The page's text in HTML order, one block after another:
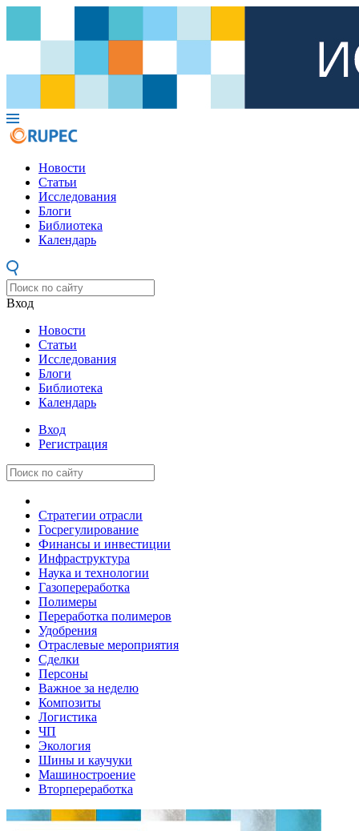
Новости
Статьи
Исследования
Блоги
Библиотека
Календарь
Вход
Новости
Статьи
Исследования
Блоги
Библиотека
Календарь
Вход
Регистрация
Стратегии отрасли
Госрегулирование
Финансы и инвестиции
Инфраструктура
Наука и технологии
Газопереработка
Полимеры
Переработка полимеров
Удобрения
Отраслевые мероприятия
Сделки
Персоны
Важное за неделю
Композиты
Логистика
ЧП
Экология
Шины и каучуки
Машиностроение
Вторпереработка